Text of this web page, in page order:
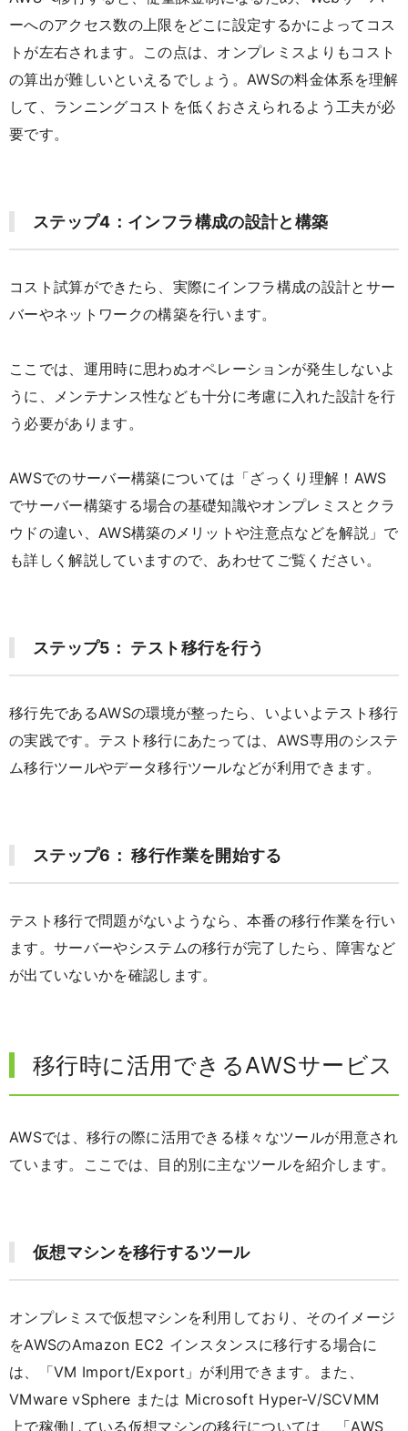
ーへのアクセス数の上限をどこに設定するかによってコス
トが左右されます。この点は、オンプレミスよりもコスト
の算出が難しいといえるでしょう。AWSの料金体系を理解
して、ランニングコストを低くおさえられるよう工夫が必
要です。
ステップ4：インフラ構成の設計と構築
コスト試算ができたら、実際にインフラ構成の設計とサー
バーやネットワークの構築を行います。
ここでは、運用時に思わぬオペレーションが発生しないよ
うに、メンテナンス性なども十分に考慮に入れた設計を行
う必要があります。
AWSでのサーバー構築については「ざっくり理解！AWS
でサーバー構築する場合の基礎知識やオンプレミスとクラ
ウドの違い、AWS構築のメリットや注意点などを解説 」で
も詳しく解説していますので、あわせてご覧ください。
ステップ5： テスト移行を行う
移行先であるAWSの環境が整ったら、いよいよテスト移行
の実践です。テスト移行にあたっては、AWS専用のシステ
ム移行ツールやデータ移行ツールなどが利用できます。
ステップ6： 移行作業を開始する
テスト移行で問題がないようなら、本番の移行作業を行い
ます。サーバーやシステムの移行が完了したら、障害など
が出ていないかを確認します。
移行時に活用できるAWSサービス
AWSでは、移行の際に活用できる様々なツールが用意され
ています。ここでは、目的別に主なツールを紹介します。
仮想マシンを移行するツール
オンプレミスで仮想マシンを利用しており、そのイメージ
をAWSのAmazon EC2 インスタンスに移行する場合に
は、「VM Import/Export」が利用できます。また、
VMware vSphere または Microsoft Hyper-V/SCVMM
上で稼働している仮想マシンの移行については、「AWS